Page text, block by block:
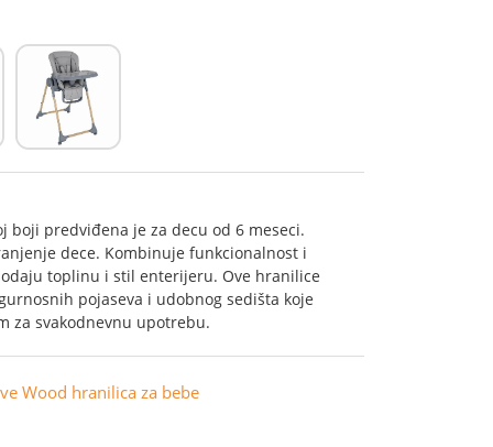
boji predviđena je za decu od 6 meseci.
dece. Kombinuje funkcionalnost i
toplinu i stil enterijeru. Ove hranilice
pojaseva i udobnog sedišta koje
za svakodnevnu upotrebu.
Wood hranilica za bebe